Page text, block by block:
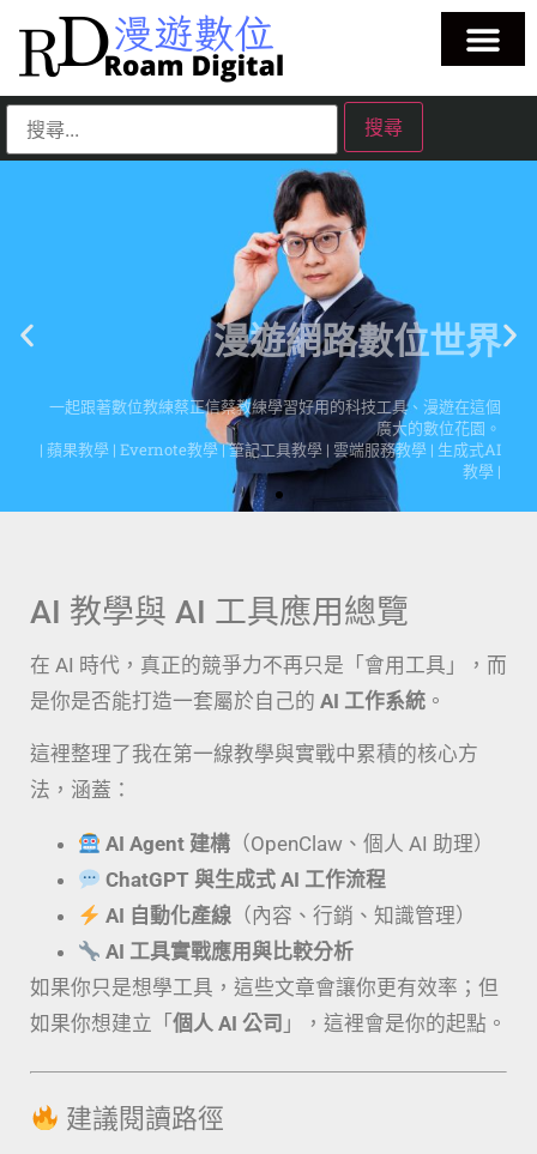
漫遊網路數位世界
一起跟著數位教練蔡正信蔡教練學習好用的科技工具、漫遊在這個
廣大的數位花園。
| 蘋果教學 | Evernote教學 | 筆記工具教學 | 雲端服務教學 | 生成式AI
教學 |
點擊這裡
AI 教學與 AI 工具應用總覽
在 AI 時代，真正的競爭力不再只是「會用工具」，而
是你是否能打造一套屬於自己的 AI 工作系統 。
這裡整理了我在第一線教學與實戰中累積的核心方
法，涵蓋：
AI Agent 建構 （OpenClaw、個人 AI 助理）
ChatGPT 與生成式 AI 工作流程
AI 自動化產線 （內容、行銷、知識管理）
AI 工具實戰應用與比較分析
如果你只是想學工具，這些文章會讓你更有效率；但
如果你想建立「 個人 AI 公司 」，這裡會是你的起點。
建議閱讀路徑